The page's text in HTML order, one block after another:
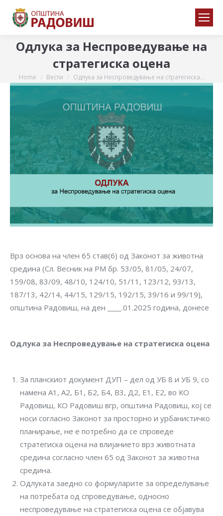
Одлука за Неспроведување на
стратегиска оцена
You are here:
Home Вести Одлука за Неспроведување на стратегиска…
Врз основа на член 65 став(6) од Законот за животна
средина (Сл. Весник на РМ бр. 53/05, 81/05, 24/07,
159/08, 83/09, 48/10, 124/10, 51/11, 123/12, 93/13,
187/13, 42/14, 44/15, 129/15, 192/15, 39/16 и 99/19),
општина Радовиш, на ден ____.01.2025 година, донесе
Одлука за Неспроведување на стратегиска оцена
За планскиот документ ДУП – дел од УБ 8 и УБ 9, со
намена А1, А2, Б1, Б2, Б4, В3, Д2, Е1, Е2, во КО
Радовиш, КО Радовиш вгр, општина Радовиш, кој се
носи согласно Законот за просторно и урбанистичко
планирање, не е потребно да се спроведе
стратегиска оцена на влијанието врз животната
средина согласно член 65 од Законот за животна
средина.
Одлуката заедно со формуларите за определување
на потребата од спроведување, односно
неспроведување на стратегиска оцена се објавува